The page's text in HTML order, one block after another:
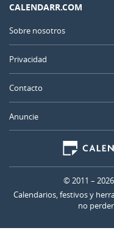
CALENDARR.COM
Sobre nosotros
Privacidad
Contacto
Anuncie
© 2011 – 2026
Calendarios, festivos y
no